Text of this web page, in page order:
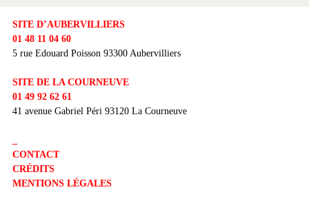
SITE D’AUBERVILLIERS
01 48 11 04 60
5 rue Edouard Poisson 93300 Aubervilliers
SITE DE LA COURNEUVE
01 49 92 62 61
41 avenue Gabriel Péri 93120 La Courneuve
CONTACT
CRÉDITS
MENTIONS LÉGALES